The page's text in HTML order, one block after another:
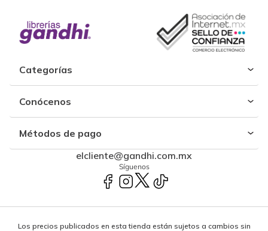
Categorías
Conócenos
Métodos de pago
elcliente@gandhi.com.mx
Síguenos
Los precios publicados en esta tienda están sujetos a cambios sin